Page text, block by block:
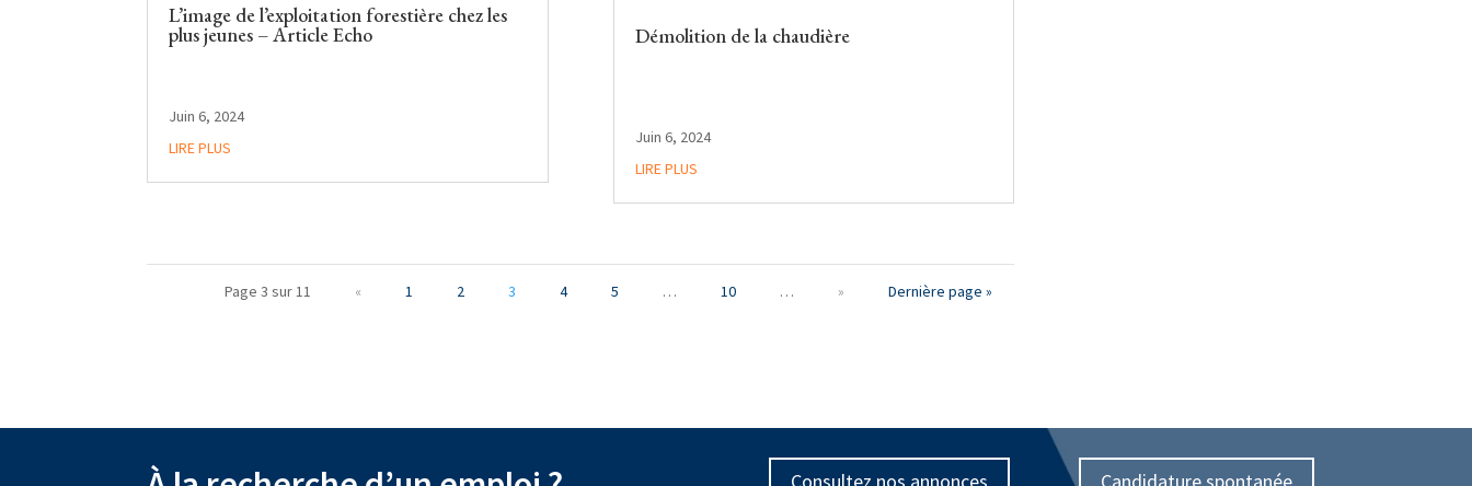
L’image de l’exploitation forestière chez les
plus jeunes – Article Echo
Juin 6, 2024
LIRE PLUS
Démolition de la chaudière
Juin 6, 2024
LIRE PLUS
Page 3 sur 11 « 1 2 3 4 5 … 10 … » Dernière page »